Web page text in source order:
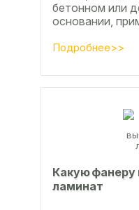
бетонном или
основании,
клеевые
расскажем,
Подробнее>>
Какую фанеру
ламинат